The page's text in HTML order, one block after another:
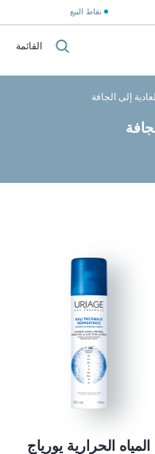
نقاط البيع
القائمة
إلى الجافة
المياه الحرارية يورياج